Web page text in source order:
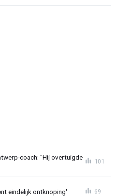
coach: "Hij overtuigde
101
eindelijk ontknoping' 69